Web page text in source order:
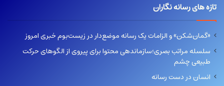
تازه های رسانه نگاران
«گمان‌شکن» و الزامات یک رسانه موضع‌دار در زیست‌بوم خبری امروز
سلسله مراتب بصری؛سازماندهی محتوا برای پیروی از الگوهای حرکت
طبیعی چشم
انسان در دست رسانه